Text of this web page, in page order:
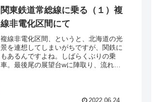
関東鉄道常総線に乗る（１）複
線非電化区間にて
複線非電化区間、というと、北海道の光
景を連想してしまいがちですが、関鉄に
もあるんですよね。しばらくぶりの乗
車。最後尾の展望台wに陣取り、流れゆ
第。この後終点下館まで乗り通します、
2022.06.24